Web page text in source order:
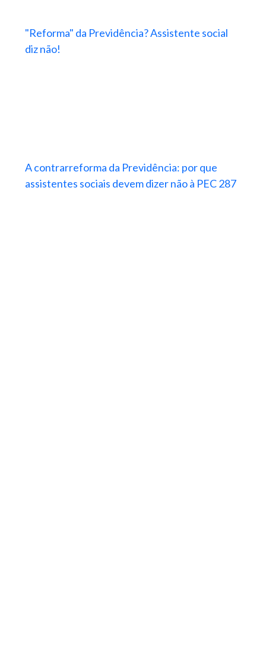
"Reforma" da Previdência? Assistente social
diz não!
A contrarreforma da Previdência: por que
assistentes sociais devem dizer não à PEC 287